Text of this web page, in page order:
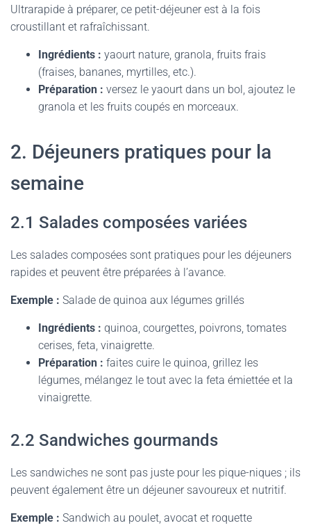
Ultrarapide à préparer, ce petit-déjeuner est à la fois
croustillant et rafraîchissant.
Ingrédients : yaourt nature, granola, fruits frais
(fraises, bananes, myrtilles, etc.).
Préparation : versez le yaourt dans un bol, ajoutez le
granola et les fruits coupés en morceaux.
2. Déjeuners pratiques pour la
semaine
2.1 Salades composées variées
Les salades composées sont pratiques pour les déjeuners
rapides et peuvent être préparées à l’avance.
Exemple : Salade de quinoa aux légumes grillés
Ingrédients : quinoa, courgettes, poivrons, tomates
cerises, feta, vinaigrette.
Préparation : faites cuire le quinoa, grillez les
légumes, mélangez le tout avec la feta émiettée et la
vinaigrette.
2.2 Sandwiches gourmands
Les sandwiches ne sont pas juste pour les pique-niques ; ils
peuvent également être un déjeuner savoureux et nutritif.
Exemple : Sandwich au poulet, avocat et roquette